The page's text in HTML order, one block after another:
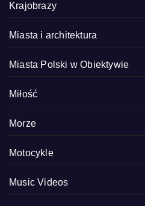
Krajobrazy
Miasta i architektura
Miasta Polski w Obiektywie
Miłość
Morze
Motocykle
Music Videos